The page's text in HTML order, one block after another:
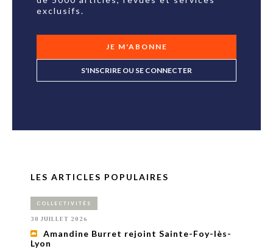
exclusifs.
JE M'ABONNE
S'INSCRIRE OU SE CONNECTER
LES ARTICLES POPULAIRES
COLLECTIVITÉS
30 JUILLET 2026
Amandine Burret rejoint Sainte-Foy-lès-
Lyon